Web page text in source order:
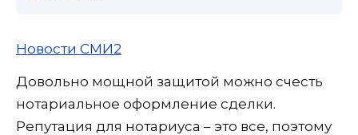
Новости СМИ2
Довольно мощной защитой можно счесть
нотариальное оформление сделки.
Репутация для нотариуса – это все, поэтому